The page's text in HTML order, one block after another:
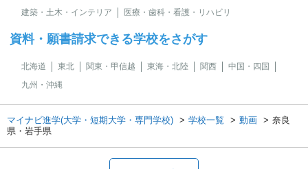
建築・土木・インテリア
医療・歯科・看護・リハビリ
資料・願書請求できる学校をさがす
北海道 東北 関東・甲信越 東海・北陸 関西
中国・四国
九州・沖縄
マイナビ進学(大学・短期大学・専門学校) 学校一覧 動画
奈良
県・岩手県